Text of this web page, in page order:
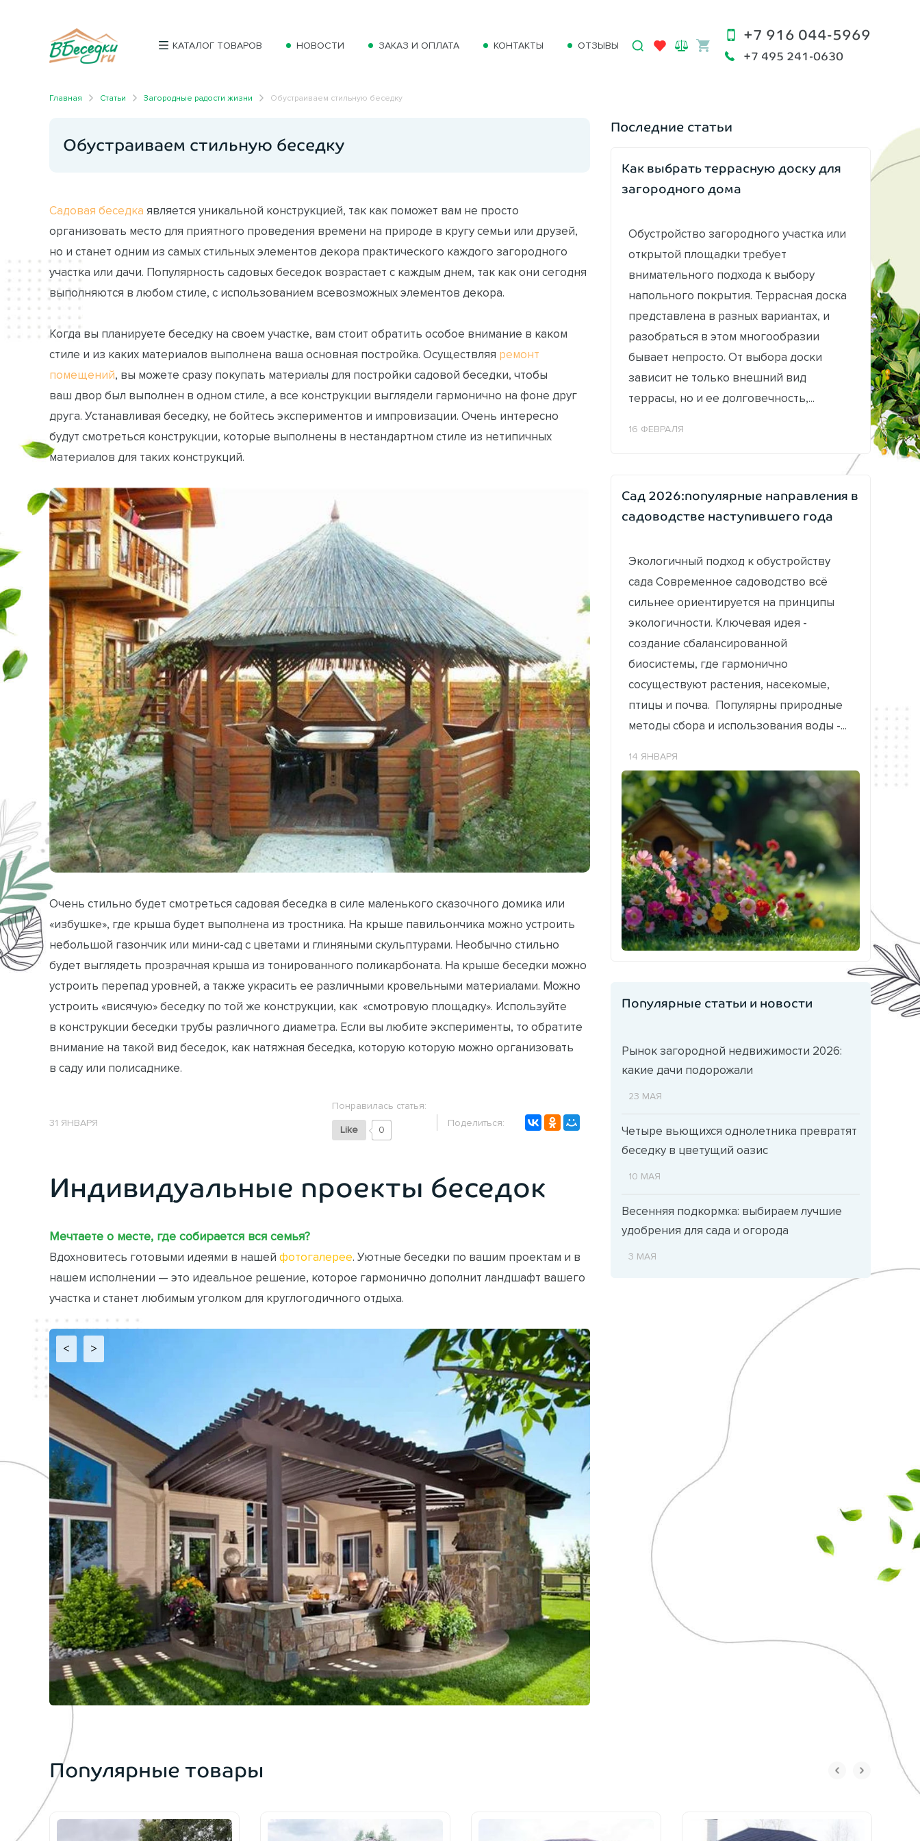
КАТАЛОГ ТОВАРОВ НОВОСТИ ЗАКАЗ И ОПЛАТА КОНТАКТЫ ОТЗЫВЫ
+7 916 044-5969
+7 495 241-0630
Главная Статьи Загородные радости жизни Обустраиваем стильную беседку
Обустраиваем стильную беседку
Садовая беседка является уникальной конструкцией, так как поможет вам не просто
организовать место для приятного проведения времени на природе в кругу семьи или друзей,
но и станет одним из самых стильных элементов декора практического каждого загородного
участка или дачи. Популярность садовых беседок возрастает с каждым днем, так как они сегодня
выполняются в любом стиле, с использованием всевозможных элементов декора.
Когда вы планируете беседку на своем участке, вам стоит обратить особое внимание в каком
стиле и из каких материалов выполнена ваша основная постройка. Осуществляя ремонт
помещений, вы можете сразу покупать материалы для постройки садовой беседки, чтобы
ваш двор был выполнен в одном стиле, а все конструкции выглядели гармонично на фоне друг
друга. Устанавливая беседку, не бойтесь экспериментов и импровизации. Очень интересно
будут смотреться конструкции, которые выполнены в нестандартном стиле из нетипичных
материалов для таких конструкций.
Очень стильно будет смотреться садовая беседка в силе маленького сказочного домика или
«избушке», где крыша будет выполнена из тростника. На крыше павильончика можно устроить
небольшой газончик или мини-сад с цветами и глиняными скульптурами. Необычно стильно
будет выглядеть прозрачная крыша из тонированного поликарбоната. На крыше беседки можно
устроить перепад уровней, а также украсить ее различными кровельными материалами. Можно
устроить «висячую» беседку по той же конструкции, как «смотровую площадку». Используйте
в конструкции беседки трубы различного диаметра. Если вы любите эксперименты, то обратите
внимание на такой вид беседок, как натяжная беседка, которую которую можно организовать
в саду или полисаднике.
31 ЯНВАРЯ
Понравилась статья:
Like 0
Поделиться:
Индивидуальные проекты беседок
Мечтаете о месте, где собирается вся семья?
Вдохновитесь готовыми идеями в нашей фотогалерее. Уютные беседки по вашим проектам и в
нашем исполнении — это идеальное решение, которое гармонично дополнит ландшафт вашего
участка и станет любимым уголком для круглогодичного отдыха.
< >
Последние статьи
Как выбрать террасную доску для
загородного дома
Обустройство загородного участка или
открытой площадки требует
внимательного подхода к выбору
напольного покрытия. Террасная доска
представлена в разных вариантах, и
разобраться в этом многообразии
бывает непросто. От выбора доски
зависит не только внешний вид
террасы, но и ее долговечность,...
16 ФЕВРАЛЯ
Сад 2026:популярные направления в
садоводстве наступившего года
Экологичный подход к обустройству
сада Современное садоводство всё
сильнее ориентируется на принципы
экологичности. Ключевая идея -
создание сбалансированной
биосистемы, где гармонично
сосуществуют растения, насекомые,
птицы и почва. Популярны природные
методы сбора и использования воды -...
14 ЯНВАРЯ
Популярные статьи и новости
Рынок загородной недвижимости 2026:
какие дачи подорожали
23 МАЯ
Четыре вьющихся однолетника превратят
беседку в цветущий оазис
10 МАЯ
Весенняя подкормка: выбираем лучшие
удобрения для сада и огорода
3 МАЯ
Популярные товары